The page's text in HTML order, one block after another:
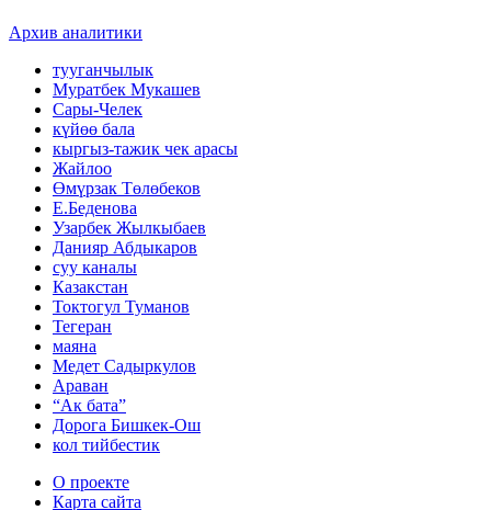
Архив аналитики
тууганчылык
Муратбек Мукашев
Сары-Челек
күйөө бала
кыргыз-тажик чек арасы
Жайлоо
Өмүрзак Төлөбеков
Е.Беденова
Узарбек Жылкыбаев
Данияр Абдыкаров
суу каналы
Казакстан
Токтогул Туманов
Тегеран
маяна
Медет Садыркулов
Араван
“Ак бата”
Дорога Бишкек-Ош
кол тийбестик
О проекте
Карта сайта